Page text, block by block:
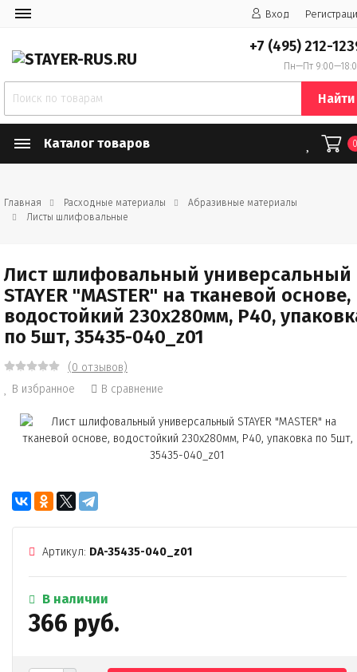
Вход
+7 (495) 212-
Пн—Пт
Найти
Каталог товаров
Главная Расходные материалы
Абразивные материалы
Листы шлифовальные
Лист шлифовальный универсальный
STAYER "MASTER" на тканевой основе,
водостойкий 230х280мм, Р40,
по 5шт, 35435-040_z01
(0 отзывов)
В избранное
В сравнение
Артикул: DA-35435-040_z01
В наличии
366 руб.